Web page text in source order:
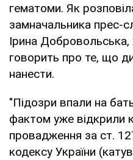
гематоми. Як
замначальника прес-
Ірина
говорить про те, що
нанести.
"Підозри впали на
фактом уже відкрили
провадження за ст.
кодексу України